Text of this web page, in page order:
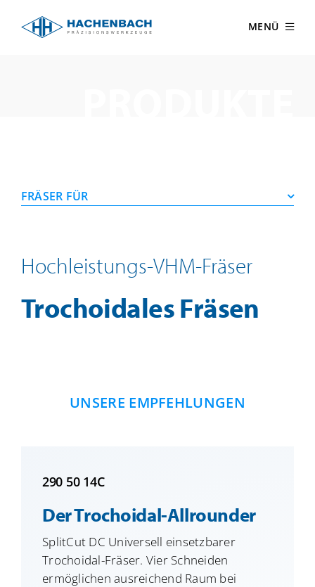
Inhalt
springen
MENÜ
Hochleistungs-VHM-Fräser
Trochoidales Fräsen
FRÄSER FÜR
UNSERE EMPFEHLUNGEN
290 50 14C
Der Trochoidal-Allrounder
SplitCut DC Universell einsetzbarer
Trochoidal-Fräser. Vier Schneiden
ermöglichen ausreichend Raum bei